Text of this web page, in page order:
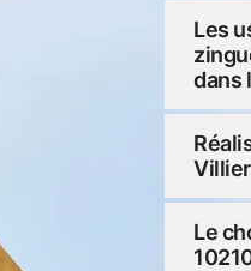
Les
dans
Le